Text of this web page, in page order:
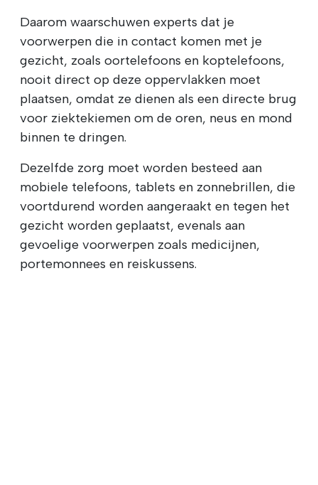
Daarom waarschuwen experts dat je
voorwerpen die in contact komen met je
gezicht, zoals oortelefoons en koptelefoons,
nooit direct op deze oppervlakken moet
plaatsen, omdat ze dienen als een directe brug
voor ziektekiemen om de oren, neus en mond
binnen te dringen.
Dezelfde zorg moet worden besteed aan
mobiele telefoons, tablets en zonnebrillen, die
voortdurend worden aangeraakt en tegen het
gezicht worden geplaatst, evenals aan
gevoelige voorwerpen zoals medicijnen,
portemonnees en reiskussens.